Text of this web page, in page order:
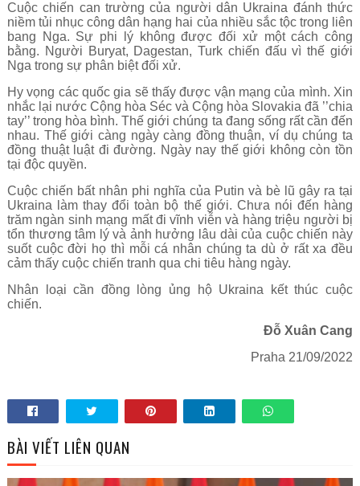
Cuộc chiến can trường của người dân Ukraina đánh thức
niềm tủi nhục công dân hạng hai của nhiều sắc tộc trong liên
bang Nga. Sự phi lý không được đối xử một cách công
bằng. Người Buryat, Dagestan, Turk chiến đấu vì thế giới
Nga trong sự phân biệt đối xử.
Hy vọng các quốc gia sẽ thấy được vận mạng của mình. Xin
nhắc lại nước Cộng hòa Séc và Cộng hòa Slovakia đã ’’chia
tay’’ trong hòa bình. Thế giới chúng ta đang sống rất cần đến
nhau. Thế giới càng ngày càng đồng thuận, ví dụ chúng ta
đồng thuật luật đi đường. Ngày nay thế giới không còn tồn
tại độc quyền.
Cuộc chiến bất nhân phi nghĩa của Putin và bè lũ gây ra tại
Ukraina làm thay đổi toàn bộ thế giới. Chưa nói đến hàng
trăm ngàn sinh mạng mất đi vĩnh viễn và hàng triệu người bị
tổn thương tâm lý và ảnh hưởng lâu dài của cuộc chiến này
suốt cuộc đời họ thì mỗi cá nhân chúng ta dù ở rất xa đều
cảm thấy cuộc chiến tranh qua chi tiêu hàng ngày.
Nhân loại cần đồng lòng ủng hộ Ukraina kết thúc cuộc
chiến.
Đỗ Xuân Cang
Praha 21/09/2022
BÀI VIẾT LIÊN QUAN